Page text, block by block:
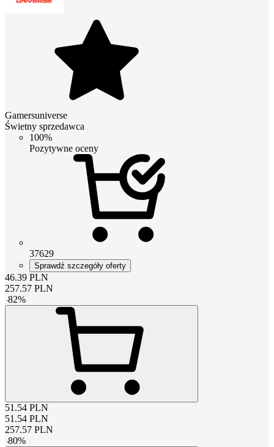
Gamersuniverse
Świetny sprzedawca
100%
Pozytywne oceny
37629
Sprawdź szczegóły oferty
46.39 PLN
257.57 PLN
-82%
51.54 PLN
51.54 PLN
257.57 PLN
-80%